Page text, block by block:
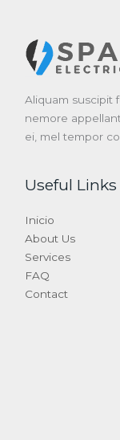
Aliquam suscipit
nemore
ei, mel tempor
Useful Links
Inicio
About Us
Services
FAQ
Contact